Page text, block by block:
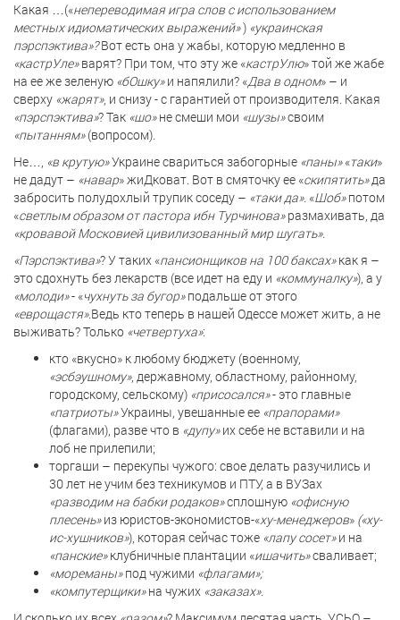
Какая …(«непереводимая игра слов с использованием
местных идиоматических выражений») «украинская
пэрспэктива»?Вот есть она у жабы, которую медленно в
«кастрУле»варят? При том, что эту же «кастрУлю» той же жабе
на ее же зеленую «бОшку»и напялили? «Два в одном» – и
сверху «жарят», и снизу - с гарантией от производителя. Какая
«пэрспэктива»? Так «шо»не смеши мои «шузы»своим
«пытанням»(вопросом).
Не…, «в крутую»Украине свариться забогорные «паны»«таки»
не дадут – «навар» жиДковат. Вот в смяточку ее «скипятить»да
забросить полудохлый трупик соседу – «таки да». «Шоб»потом
«светлым образом от пастора ибн Турчинова»размахивать, да
«кровавой Московией цивилизованный мир шугать».
«Пэрспэктива»? У таких «пансионщиков на 100 баксах»как я –
это сдохнуть без лекарств (все идет на еду и «коммуналку»), а у
«молоди»- «чухнуть за бугор»подальше от этого
«еврощастя».Ведь кто теперь в нашей Одессе может жить, а не
выживать? Только «четвертуха»:
кто «вкусно» к любому бюджету (военному,
«эсбэушному», державному, областному, районному,
городскому, сельскому) «присосался»- это главные
«патриоты»Украины, увешанные ее «прапорами»
(флагами), разве что в «дупу»их себе не вставили и на
лоб не прилепили;
торгаши – перекупы чужого: свое делать разучились и
30 лет не учим без техникумов и ПТУ, а в ВУЗах
«разводим на бабки родаков»сплошную «офисную
плесень»из юристов-экономистов-«ху-менеджеров» («ху-
ис-хушников»), которая сейчас тоже «лапу сосет»и на
«панские»клубничные плантации «ишачить»сваливает;
«мореманы»под чужими «флагами»;
«компутерщики»на чужих «заказах».